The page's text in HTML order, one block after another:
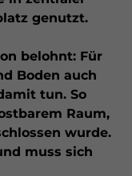
genutzt.
belohnt: Für
Boden auch
tun. So
Raum,
wurde.
muss sich